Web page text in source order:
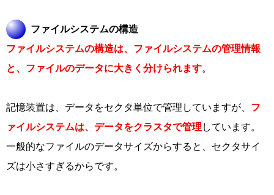
ファイルシステムの構造
ファイルシステムの構造は、ファイルシステムの管理情報
と、ファイルのデータに大きく分けられます。
記憶装置は、データをセクタ単位で管理していますが、 フ
ァイルシステムは、データをクラスタで管理 しています。
一般的なファイルのデータサイズからすると、セクタサイ
ズは小さすぎるからです。